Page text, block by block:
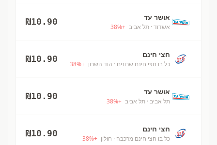
אושר עד
אשדוד · תל אביב +
38%
₪10.90
חצי חינם
כל בו חצי חינם שרונים · הוד השרון +
38%
₪10.90
אושר עד
תל אביב · תל אביב +
38%
₪10.90
חצי חינם
כל בו חצי חינם מרכבה · חולון +
38%
₪10.90